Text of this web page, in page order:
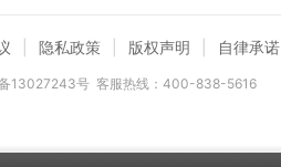
隐私政策 版权声明 自律承诺
13027243号 客服热线：400-838-5616